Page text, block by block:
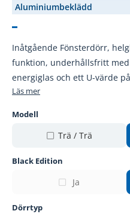
Aluminiumbeklädd
Inåtgående Fönsterdörr,
funktion, underhållsfritt
energiglas och ett U-värde
Läs mer
Modell
Trä / Trä
Black Edition
Ja
Dörrtyp